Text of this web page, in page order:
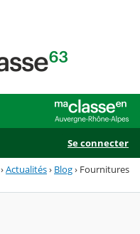
Se connecter
›Actualités› Blog› Fournitures